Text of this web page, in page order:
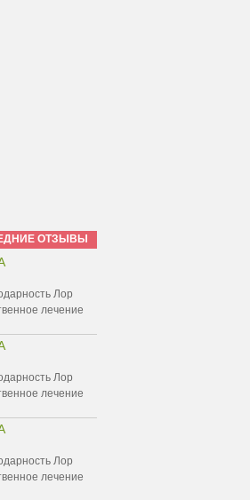
ОТЗЫВЫ
Лор
лечение
Лор
лечение
Лор
лечение